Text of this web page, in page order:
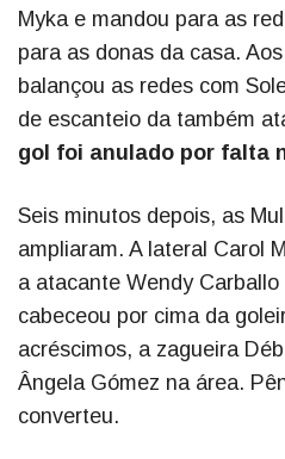
Myka e mandou para as
para as donas da casa.
balançou as redes com
de escanteio da também
gol foi anulado por falta
Seis minutos depois, as
ampliaram. A lateral Carol
a atacante Wendy
cabeceou por cima da
acréscimos, a zagueira
Ângela Gómez na área.
converteu.